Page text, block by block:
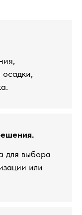
осадки,
для выбора
или